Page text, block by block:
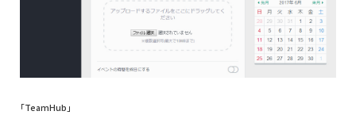
「TeamHub」